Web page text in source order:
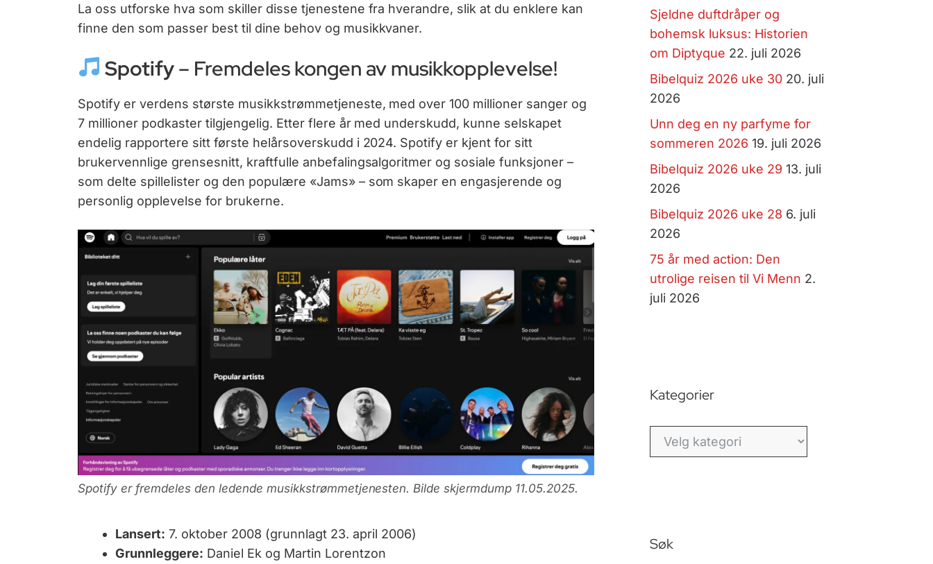
La oss utforske hva som skiller disse tjenestene fra hverandre, slik at du enklere kan
finne den som passer best til dine behov og musikkvaner.
Spotify– Fremdeles kongen av musikkopplevelse!
Spotify er verdens største musikkstrømmetjeneste, med over 100 millioner sanger og
7 millioner podkaster tilgjengelig. Etter flere år med underskudd, kunne selskapet
endelig rapportere sitt første helårsoverskudd i 2024. Spotify er kjent for sitt
brukervennlige grensesnitt, kraftfulle anbefalingsalgoritmer og sosiale funksjoner –
som delte spillelister og den populære «Jams» – som skaper en engasjerende og
personlig opplevelse for brukerne.
Spotify er fremdeles den ledende musikkstrømmetjenesten. Bilde skjermdump 11.05.2025.
Lansert: 7. oktober 2008 (grunnlagt 23. april 2006)
Grunnleggere: Daniel Ek og Martin Lorentzon
Sjeldne duftdråper og
bohemsk luksus: Historien
om Diptyque 22. juli 2026
Bibelquiz 2026 uke 30 20. juli
2026
Unn deg en ny parfyme for
sommeren 2026 19. juli 2026
Bibelquiz 2026 uke 29 13. juli
2026
Bibelquiz 2026 uke 28 6. juli
2026
75 år med action: Den
utrolige reisen til Vi Menn 2.
juli 2026
Kategorier
Kategorier
Søk